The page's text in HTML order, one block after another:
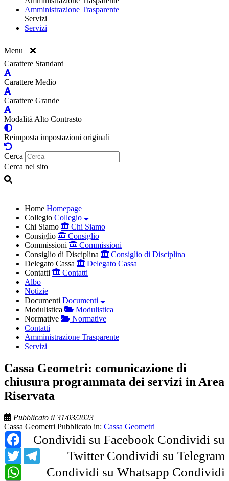
Amministrazione Trasparente
Servizi
Servizi
Menu
Carattere Standard
Carattere Medio
Carattere Grande
Modalità Alto Contrasto
Reimposta impostazioni originali
Cerca
Cerca nel sito
Home Homepage
Collegio Collegio
Chi Siamo
Chi Siamo
Consiglio
Consiglio
Commissioni
Commissioni
Consiglio di Disciplina
Consiglio di Disciplina
Delegato Cassa
Delegato Cassa
Contatti
Contatti
Albo
Notizie
Documenti Documenti
Modulistica
Modulistica
Normative
Normative
Contatti
Amministrazione Trasparente
Servizi
Cassa Geometri: comunicazione di
chiusura programmata dei servizi in Area
Riservata
Pubblicato il 31/03/2023
Cassa Geometri Pubblicato in: Cassa Geometri
Condividi su Facebook
Facebook
Condividi su
Twitter
Twitter Condividi su Telegram
Telegram
Condividi su Whatsapp
WhatsApp
Condividi